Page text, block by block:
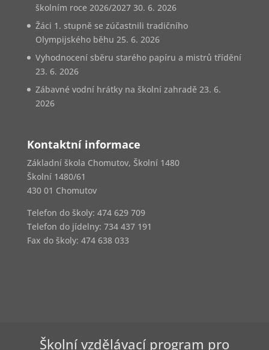
školním roce 2026/2027 30. 6. 2026
Žáci 1. stupně se zúčastnili tradičního
Olympijského běhu 25. 6. 2026
Vyhodnocení sběru starého papíru a mistrů třídění
23. 6. 2026
Zábavné vodní hrátky na školní zahradě 23. 6.
2026
Kontaktní informace
Základní škola Chomutov, Školní 1480
Školní 1480/61
430 01 Chomutov
Telefon do školy: 474 629 709
Telefon do jídelny: 734 437 191
Fax do školy: 474 638 033
Školní vzdělávací program pro